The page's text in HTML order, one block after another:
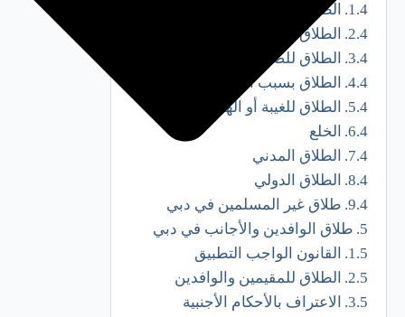
الطلاق الاتفاقي (بالتراضي)
الطلاق القضائي
الطلاق للضرر
الطلاق بسبب الخيانة أو الإيذاء
الطلاق للغيبة أو الهجر
الخلع
الطلاق المدني
الطلاق الدولي
طلاق غير المسلمين في دبي
طلاق الوافدين والأجانب في دبي
القانون الواجب التطبيق
الطلاق للمقيمين والوافدين
الاعتراف بالأحكام الأجنبية